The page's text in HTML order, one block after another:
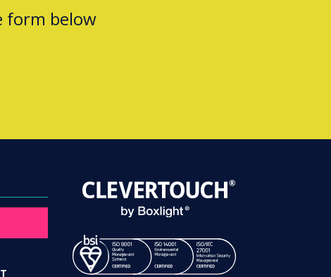
form below